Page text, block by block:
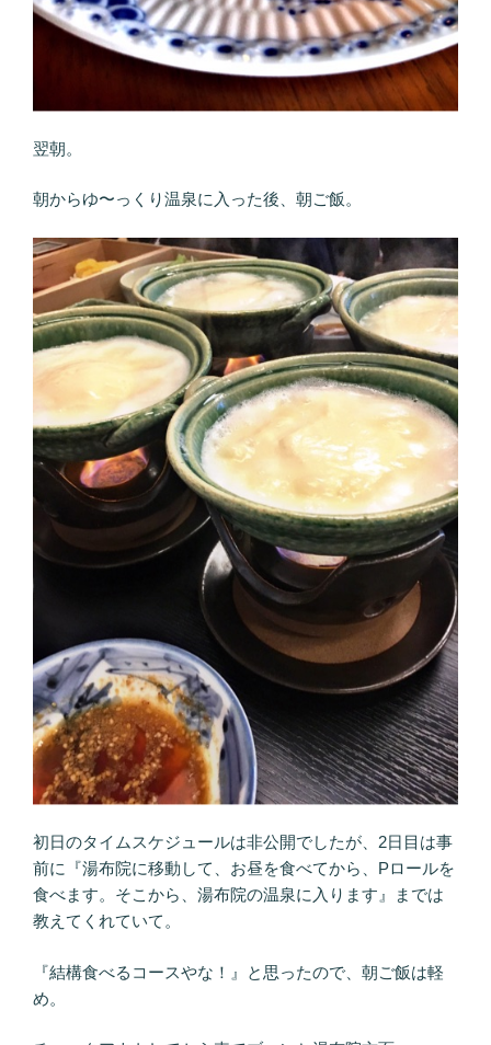
翌朝。
朝からゆ〜っくり温泉に入った後、朝ご飯。
初日のタイムスケジュールは非公開でしたが、2日目は事
前に『湯布院に移動して、お昼を食べてから、Pロールを
食べます。そこから、湯布院の温泉に入ります』までは
教えてくれていて。
『結構食べるコースやな！』と思ったので、朝ご飯は軽
め。